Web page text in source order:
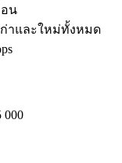
อน
าและใหม่ทั้งหมด
000